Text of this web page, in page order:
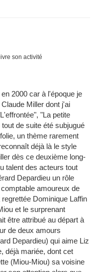
son activité
2000 car à l'époque je
Miller dont j'ai
"La petite
de suite été subjugué
un thème rarement
déjà là le style
dès ce deuxième long-
talent des acteurs tout
Depardieu un rôle
amoureux de
Dominique Laffin
et le surprenant
être attribué au départ à
de deux amours
Depardieu) qui aime Liz
déjà mariée, dont cet
(Miou-Miou) sa voisine